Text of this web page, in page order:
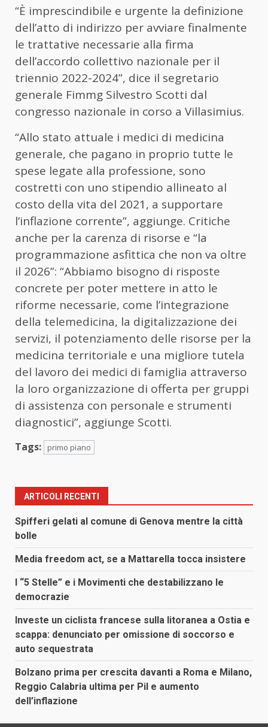
“È imprescindibile e urgente la definizione
dell’atto di indirizzo per avviare finalmente
le trattative necessarie alla firma
dell’accordo collettivo nazionale per il
triennio 2022-2024”, dice il segretario
generale Fimmg Silvestro Scotti dal
congresso nazionale in corso a Villasimius.
“Allo stato attuale i medici di medicina
generale, che pagano in proprio tutte le
spese legate alla professione, sono
costretti con uno stipendio allineato al
costo della vita del 2021, a supportare
l’inflazione corrente”, aggiunge. Critiche
anche per la carenza di risorse e “la
programmazione asfittica che non va oltre
il 2026”: “Abbiamo bisogno di risposte
concrete per poter mettere in atto le
riforme necessarie, come l’integrazione
della telemedicina, la digitalizzazione dei
servizi, il potenziamento delle risorse per la
medicina territoriale e una migliore tutela
del lavoro dei medici di famiglia attraverso
la loro organizzazione di offerta per gruppi
di assistenza con personale e strumenti
diagnostici”, aggiunge Scotti.
Tags: primo piano
ARTICOLI RECENTI
Spifferi gelati al comune di Genova mentre la città
bolle
Media freedom act, se a Mattarella tocca insistere
I “5 Stelle” e i Movimenti che destabilizzano le
democrazie
Investe un ciclista francese sulla litoranea a Ostia e
scappa: denunciato per omissione di soccorso e
auto sequestrata
Bolzano prima per crescita davanti a Roma e Milano,
Reggio Calabria ultima per Pil e aumento
dell’inflazione